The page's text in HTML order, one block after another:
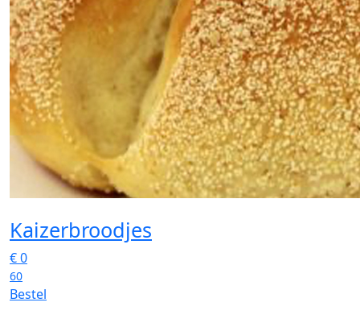
Kaizerbroodjes
€0
60
Bestel